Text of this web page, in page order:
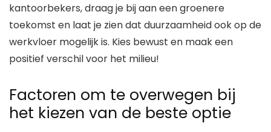
kantoorbekers, draag je bij aan een groenere
toekomst en laat je zien dat duurzaamheid ook op de
werkvloer mogelijk is. Kies bewust en maak een
positief verschil voor het milieu!
Factoren om te overwegen bij
het kiezen van de beste optie